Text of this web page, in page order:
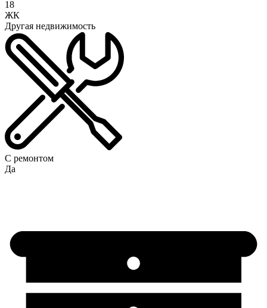
18
ЖК
Другая недвижимость
С ремонтом
Да